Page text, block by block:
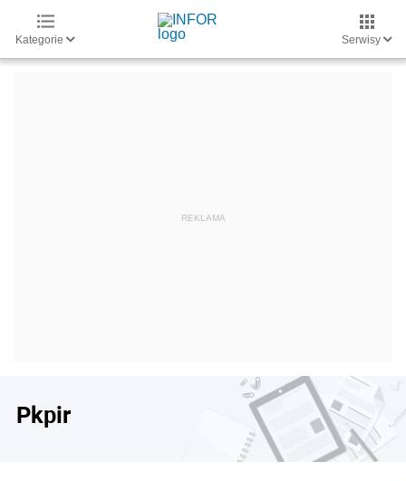
Kategorie Serwisy
Pkpir